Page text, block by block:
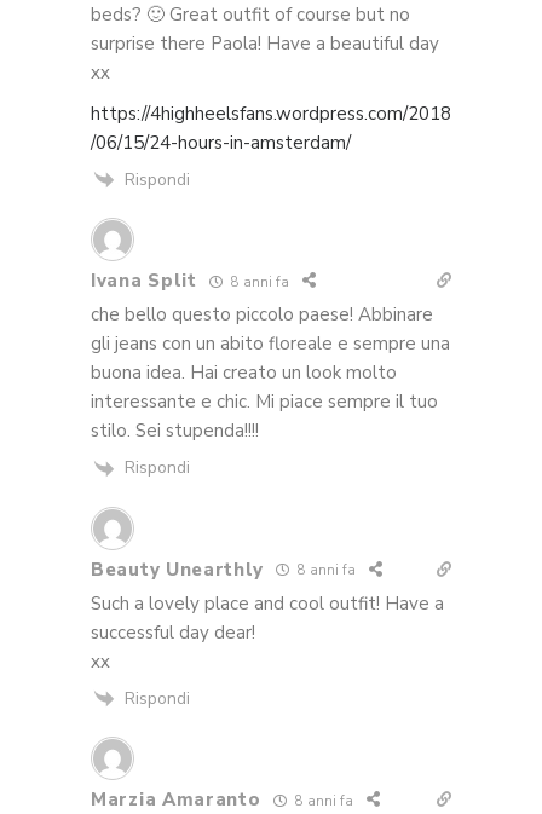
beds? 🙂 Great outfit of course but no
surprise there Paola! Have a beautiful day
xx
https://4highheelsfans.wordpress.com/2018
/06/15/24-hours-in-amsterdam/
Rispondi
Ivana Split 8 anni fa
che bello questo piccolo paese! Abbinare
gli jeans con un abito floreale e sempre una
buona idea. Hai creato un look molto
interessante e chic. Mi piace sempre il tuo
stilo. Sei stupenda!!!!
Rispondi
Beauty Unearthly 8 anni fa
Such a lovely place and cool outfit! Have a
successful day dear!
xx
Rispondi
Marzia Amaranto 8 anni fa